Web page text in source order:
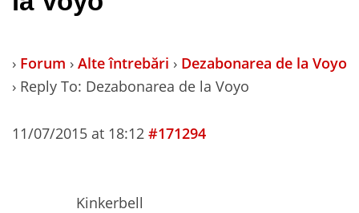
› Forum › Alte întrebări › Dezabonarea de la Voyo
› Reply To: Dezabonarea de la Voyo
11/07/2015 at 18:12 #171294
Kinkerbell